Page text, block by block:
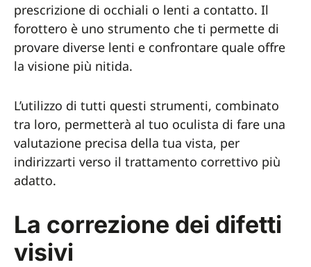
prescrizione di occhiali o lenti a contatto. Il
forottero è uno strumento che ti permette di
provare diverse lenti e confrontare quale offre
la visione più nitida.
L’utilizzo di tutti questi strumenti, combinato
tra loro, permetterà al tuo oculista di fare una
valutazione precisa della tua vista, per
indirizzarti verso il trattamento correttivo più
adatto.
La correzione dei difetti
visivi